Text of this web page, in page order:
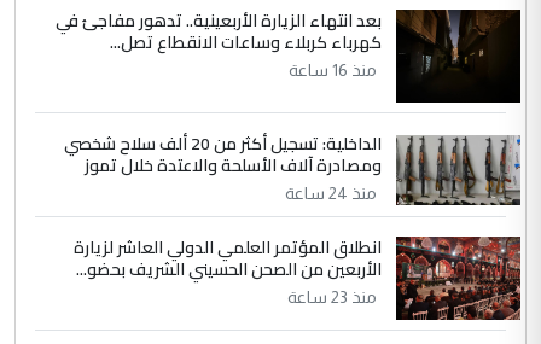
بعد انتهاء الزيارة الأربعينية.. تدهور مفاجئ في
كهرباء كربلاء وساعات الانقطاع تصل...
منذ 16 ساعة
الداخلية: تسجيل أكثر من 20 ألف سلاح شخصي
ومصادرة آلاف الأسلحة والاعتدة خلال تموز
منذ 24 ساعة
انطلاق المؤتمر العلمي الدولي العاشر لزيارة
الأربعين من الصحن الحسيني الشريف بحضو...
منذ 23 ساعة